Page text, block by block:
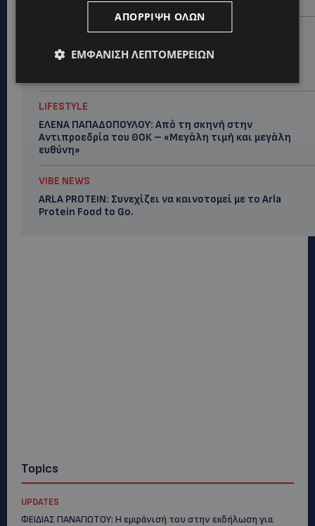
ΑΓΙΟΣ ΙΩΑΝΝΗΣ ΠΙΤΣΙΛΙΑΣ: Ξανανοίγει η πισίνα του
χωριού – Μια ανάσα δροσιάς για κατοίκους και
LIFESTYLE
ΕΛΕΝΑ ΠΑΠΑΔΟΠΟΥΛΟΥ: Από τη σκηνή στην
Αντιπροεδρία του ΘΟΚ – «Μεγάλη τιμή και μεγάλη
ευθύνη»
VIBE NEWS
ARLA PROTEIN: Συνεχίζει να καινοτομεί με το Arla
Protein Food to Go.
Topics
UPDATES
ΦΕΙΔΙΑΣ ΠΑΝΑΓΙΩΤΟΥ: Η εμφάνισή του στην εκδήλωση για
ΑΠΌΡΡΙΨΗ ΌΛΩΝ
ΕΜΦΆΝΙΣΗ ΛΕΠΤΟΜΕΡΕΙΏΝ